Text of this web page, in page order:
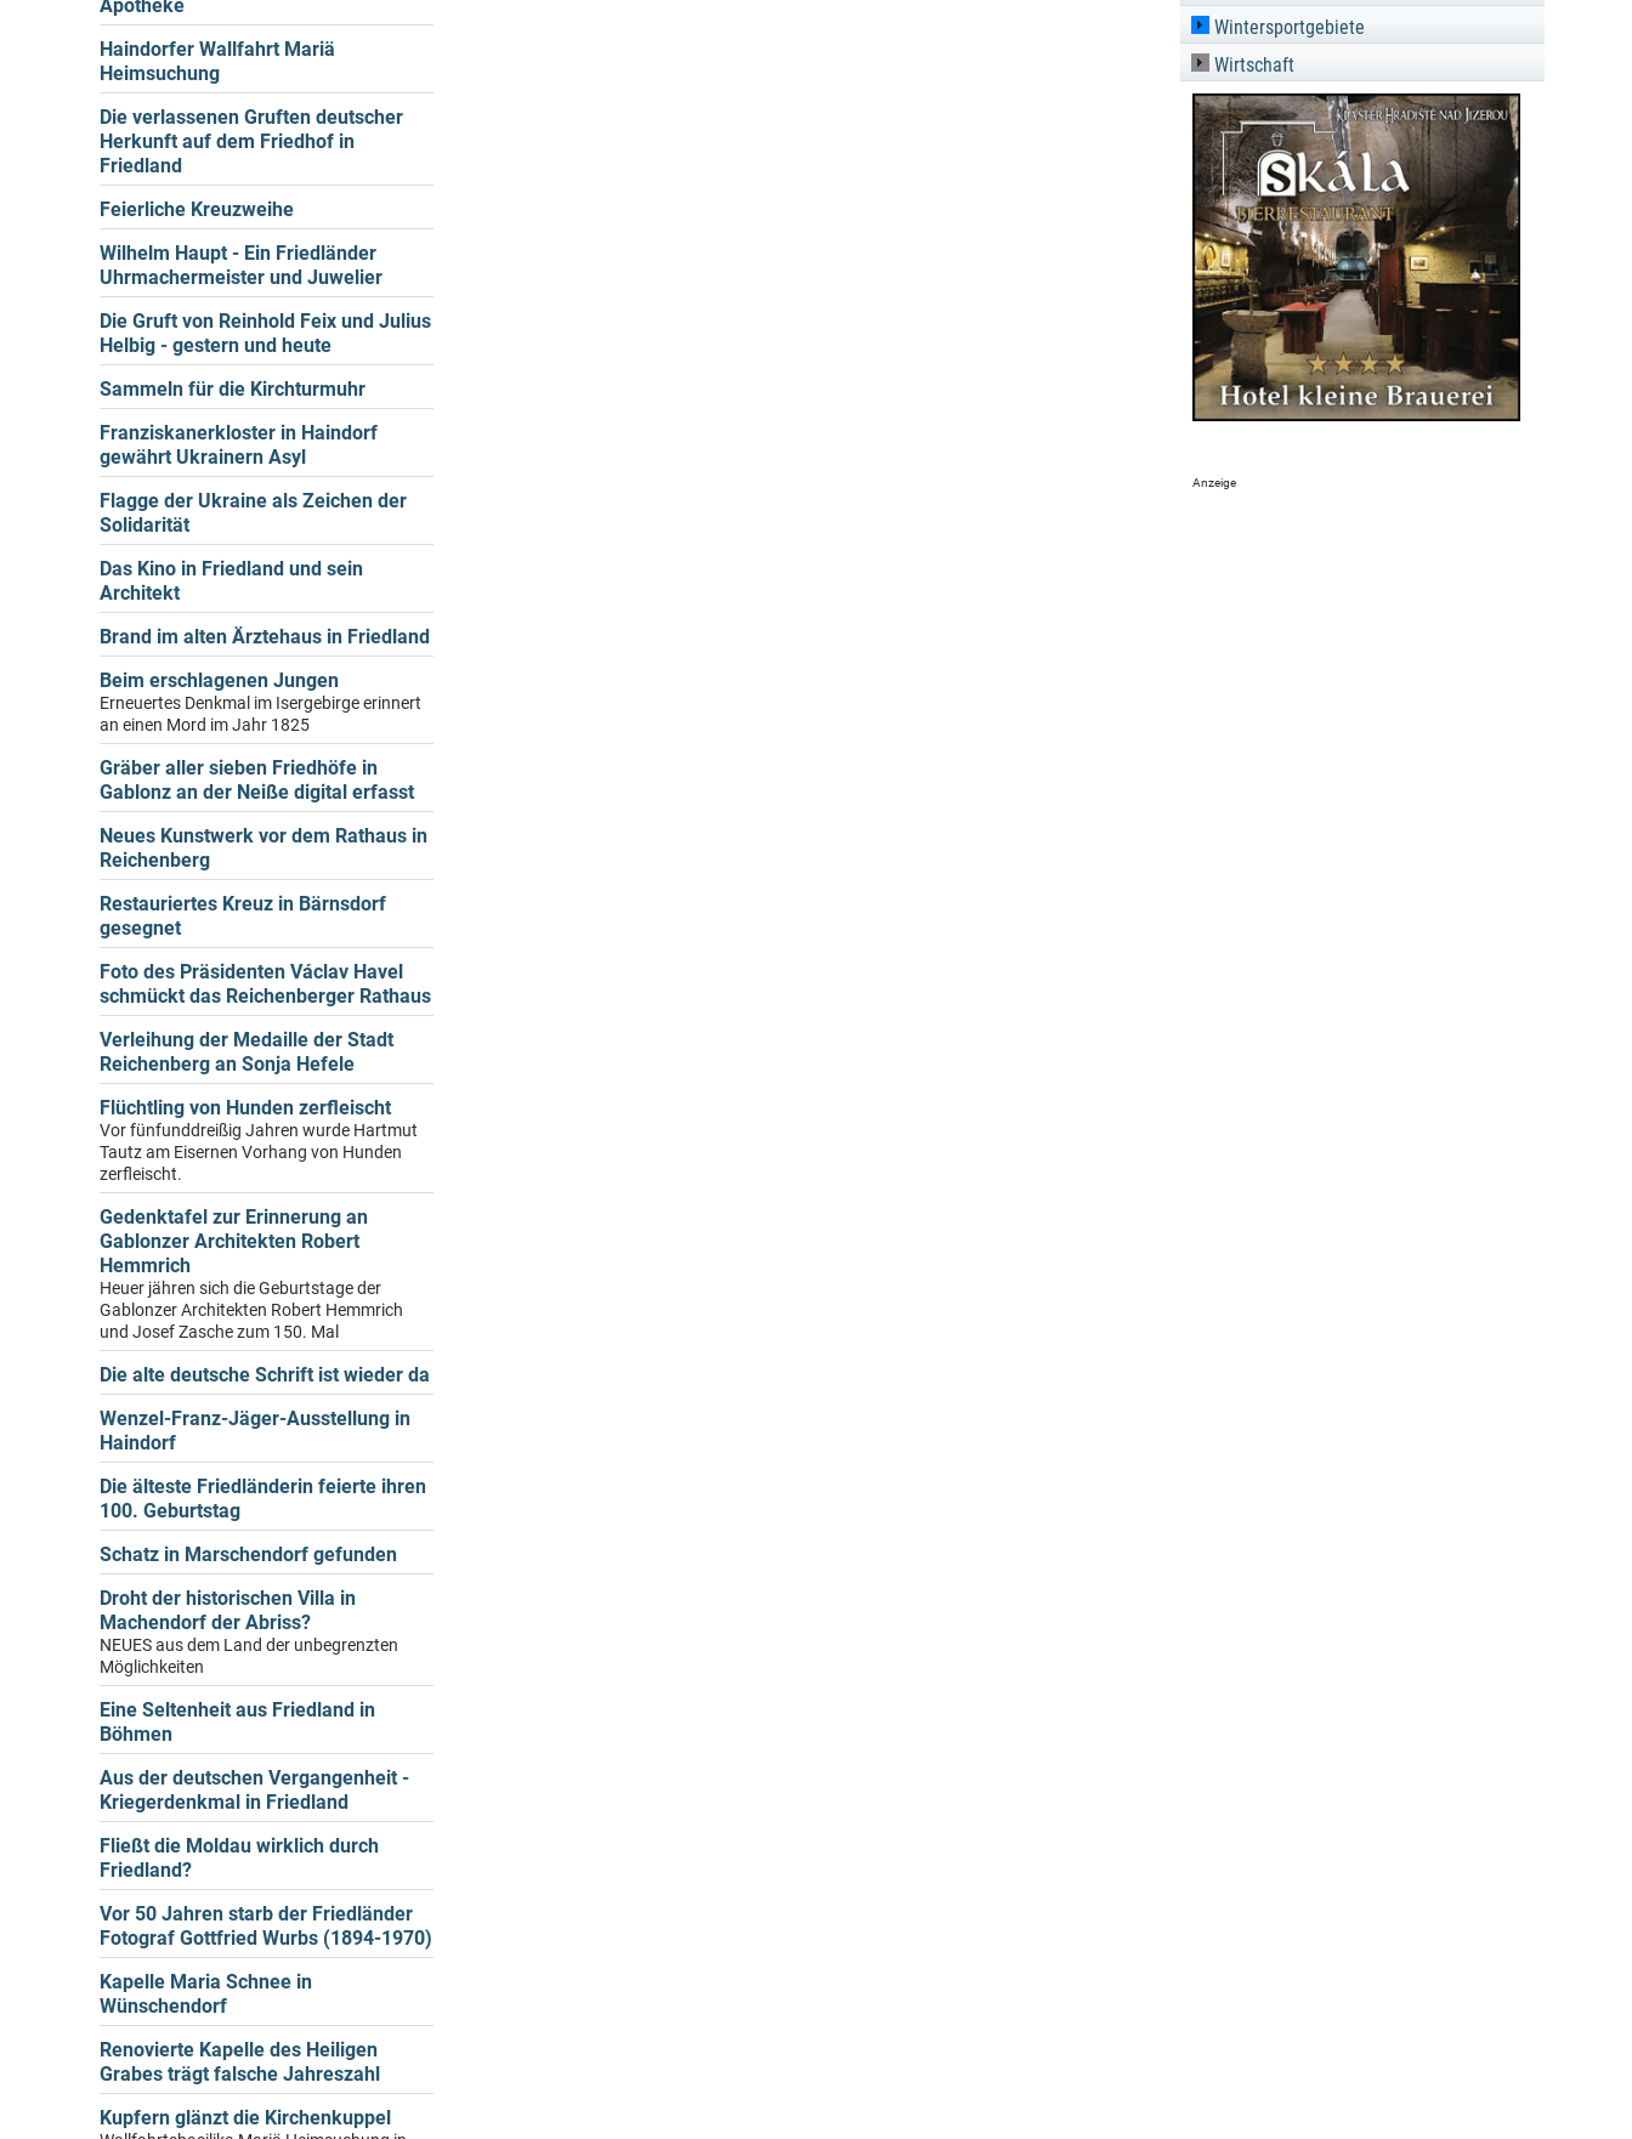
Apotheke
Haindorfer Wallfahrt Mariä
Heimsuchung
Die verlassenen Gruften deutscher
Herkunft auf dem Friedhof in
Friedland
Feierliche Kreuzweihe
Wilhelm Haupt - Ein Friedländer
Uhrmachermeister und Juwelier
Die Gruft von Reinhold Feix und Julius
Helbig - gestern und heute
Sammeln für die Kirchturmuhr
Franziskanerkloster in Haindorf
gewährt Ukrainern Asyl
Flagge der Ukraine als Zeichen der
Solidarität
Das Kino in Friedland und sein
Architekt
Brand im alten Ärztehaus in Friedland
Beim erschlagenen Jungen
Erneuertes Denkmal im Isergebirge erinnert
an einen Mord im Jahr 1825
Gräber aller sieben Friedhöfe in
Gablonz an der Neiße digital erfasst
Neues Kunstwerk vor dem Rathaus in
Reichenberg
Restauriertes Kreuz in Bärnsdorf
gesegnet
Foto des Präsidenten Václav Havel
schmückt das Reichenberger Rathaus
Verleihung der Medaille der Stadt
Reichenberg an Sonja Hefele
Flüchtling von Hunden zerfleischt
Vor fünfunddreißig Jahren wurde Hartmut
Tautz am Eisernen Vorhang von Hunden
zerfleischt.
Gedenktafel zur Erinnerung an
Gablonzer Architekten Robert
Hemmrich
Heuer jähren sich die Geburtstage der
Gablonzer Architekten Robert Hemmrich
und Josef Zasche zum 150. Mal
Die alte deutsche Schrift ist wieder da
Wenzel-Franz-Jäger-Ausstellung in
Haindorf
Die älteste Friedländerin feierte ihren
100. Geburtstag
Schatz in Marschendorf gefunden
Droht der historischen Villa in
Machendorf der Abriss?
NEUES aus dem Land der unbegrenzten
Möglichkeiten
Eine Seltenheit aus Friedland in
Böhmen
Aus der deutschen Vergangenheit -
Kriegerdenkmal in Friedland
Fließt die Moldau wirklich durch
Friedland?
Vor 50 Jahren starb der Friedländer
Fotograf Gottfried Wurbs (1894-1970)
Kapelle Maria Schnee in
Wünschendorf
Renovierte Kapelle des Heiligen
Grabes trägt falsche Jahreszahl
Kupfern glänzt die Kirchenkuppel
Wintersportgebiete
Wirtschaft